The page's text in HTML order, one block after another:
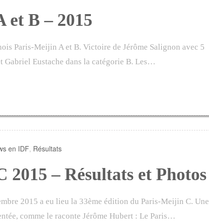
B – 2015
Paris-Meijin A et B. Victoire de Jérôme Salignon avec 5
Gabriel Eustache dans la catégorie B. Les…
en IDF, Résultats
– Résultats et Photos
2015 a eu lieu la 33ème édition du Paris-Meijin C. Une
comme le raconte Jérôme Hubert : Le Paris…